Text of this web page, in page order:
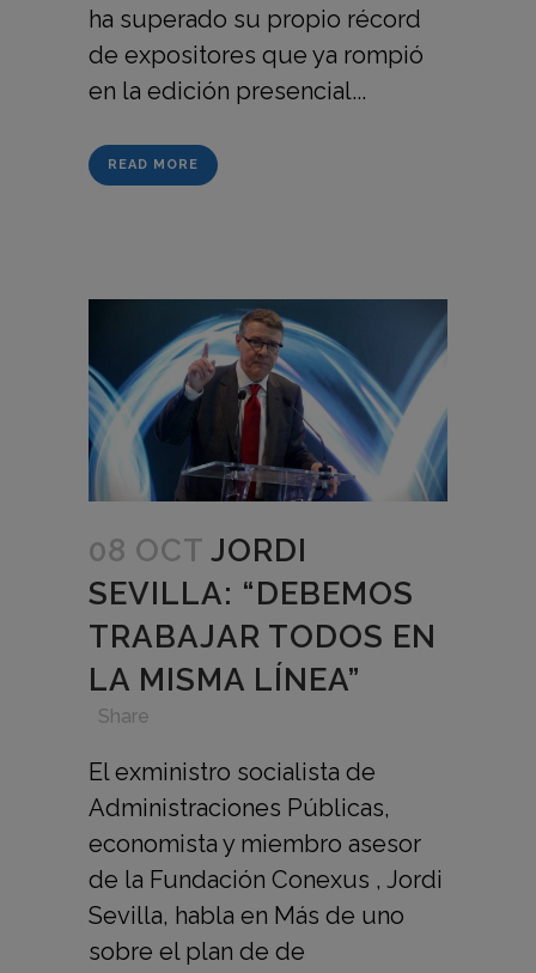
ha superado su propio récord
de expositores que ya rompió
en la edición presencial...
READ MORE
08 OCT JORDI
SEVILLA: “DEBEMOS
TRABAJAR TODOS EN
LA MISMA LÍNEA”
Share
El exministro socialista de
Administraciones Públicas,
economista y miembro asesor
de la Fundación Conexus , Jordi
Sevilla, habla en Más de uno
sobre el plan de de